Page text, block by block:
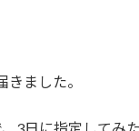
ました。
3日に指定してみ